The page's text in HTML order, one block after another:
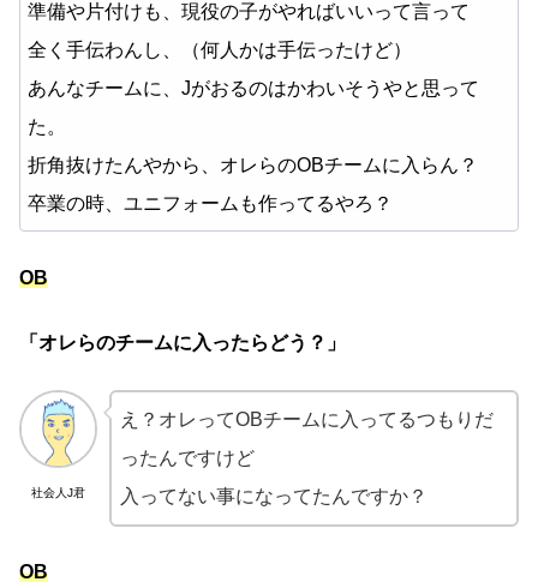
準備や片付けも、現役の子がやればいいって言って
全く手伝わんし、（何人かは手伝ったけど）
あんなチームに、Jがおるのはかわいそうやと思って
た。
折角抜けたんやから、オレらのOBチームに入らん？
卒業の時、ユニフォームも作ってるやろ？
OB
「オレらのチームに入ったらどう？」
社会人J君
え？オレってOBチームに入ってるつもりだ
ったんですけど
入ってない事になってたんですか？
OB